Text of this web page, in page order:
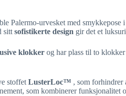
Palermo-urvesket med
sitt sofistikerte design gir det et
klokker og har plass til to
stoffet LusterLoc™ , som forhindrer
som kombinerer funksjonalitet